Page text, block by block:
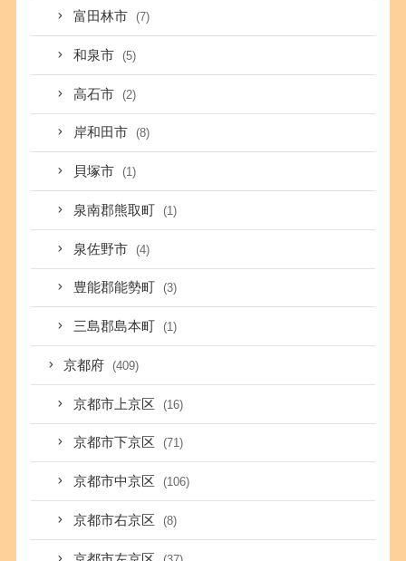
富田林市 (7)
和泉市 (5)
高石市 (2)
岸和田市 (8)
貝塚市 (1)
泉南郡熊取町 (1)
泉佐野市 (4)
豊能郡能勢町 (3)
三島郡島本町 (1)
京都府 (409)
京都市上京区 (16)
京都市下京区 (71)
京都市中京区 (106)
京都市右京区 (8)